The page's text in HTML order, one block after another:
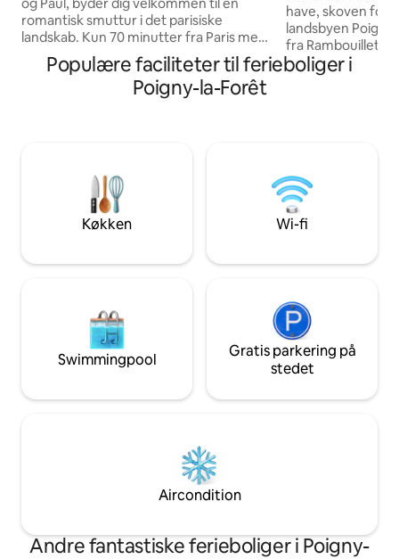
romantisk smuttur i det parisiske
landskab. Kun 70 minutter fra Paris med
tog eller bil venter din oase! Nyd dit
studios udsigt over vores slot fra det 17.
århundrede, en park designet af Andre
privat skov, kanaler og frugthave. Eller
udforsk vores middelalderlandsby!
have, skoven for
landsbyen
fra Rambouillet, 1
35 minutter med
hver med sin
stedet. Vi ,
morgen og
eftermiddag.
Populære faciliteter til ferieboliger i
Poigny-la-Forêt
Køkken Wi-fi
Swimmingpool
Gratis parkering på
stedet
Aircondition
Andre fantastiske ferieboliger i Poigny-